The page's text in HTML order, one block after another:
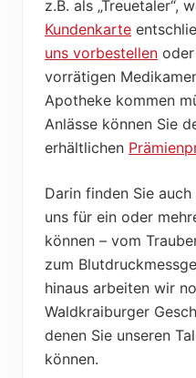
z.B. als „Treuetaler“,
Kundenkarte
uns vorbestellen
vorrätigen
Apotheke kommen
Anlässe können Sie
erhältlichen
Darin finden Sie
uns für ein oder
können – vom
zum
hinaus arbeiten wir
Waldkraiburger
denen Sie unseren
können.